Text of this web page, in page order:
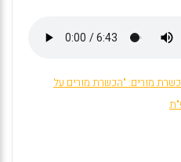
מורים: "הכשרת מורים על